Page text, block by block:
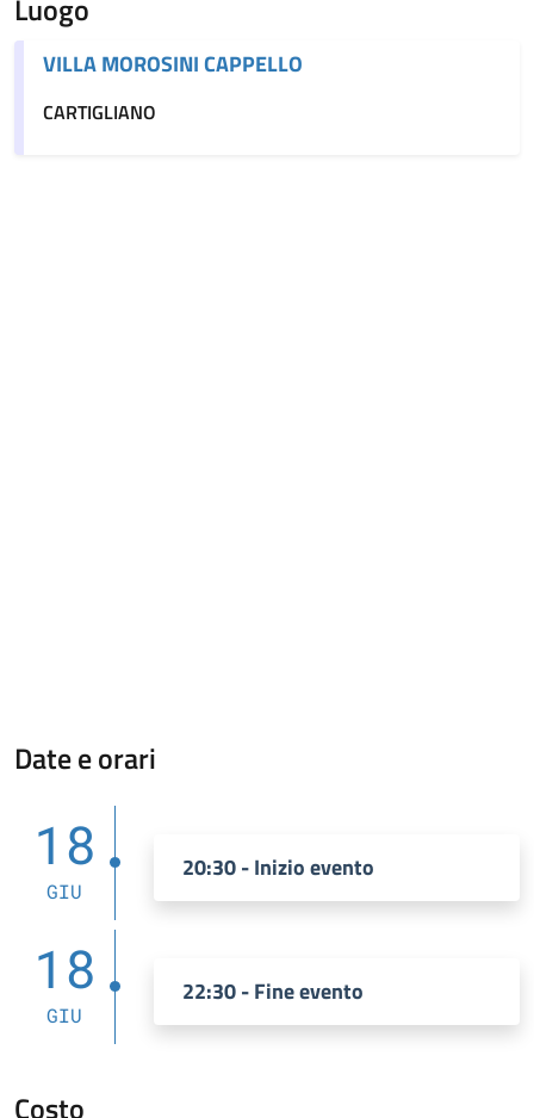
Luogo
VILLA MOROSINI CAPPELLO
CARTIGLIANO
Date e orari
18
GIU
20:30 - Inizio evento
18
GIU
22:30 - Fine evento
Costo